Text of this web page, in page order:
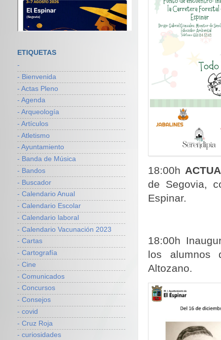
18:00h
de Segovia,
Espinar.
18:00h
los alumnos
Altozano.
ETIQUETAS
-
- Bienvenida
- Actas Pleno
- Agenda
- Arqueología
- Artículos
- Atletismo
- Ayuntamiento
- Banda de Música
- Bandos
- Buscador
- Calendario Anual
- Calendario Escolar
- Calendario laboral
- Calendario Vacunación 2023
- Cartas
- Cartografía
- Cine
- Comunicados
- Concursos
- Consejos
- covid
- Cruz Roja
- curiosidades